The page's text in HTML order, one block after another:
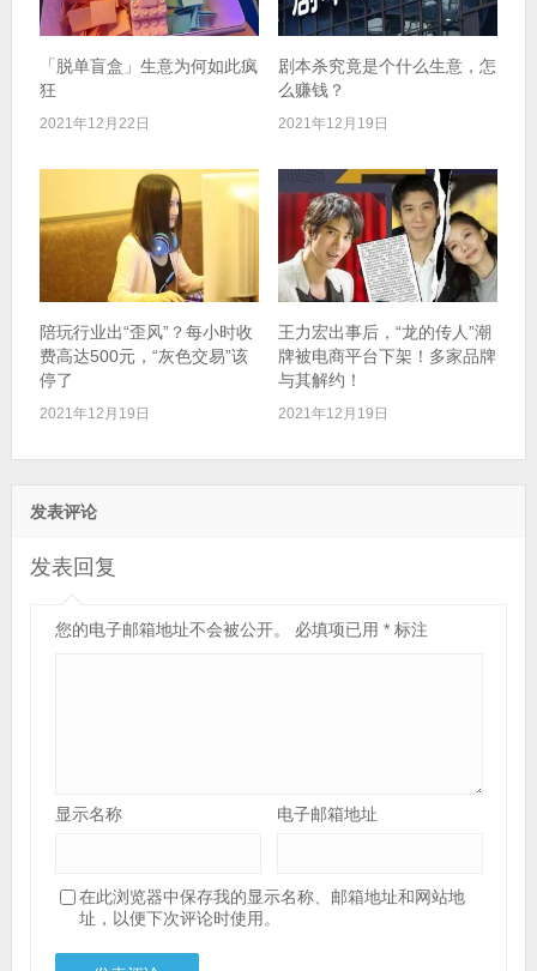
「脱单盲盒」生意为何如此疯
狂​
2021年12月22日
剧本杀究竟是个什么生意，怎
么赚钱？
2021年12月19日
陪玩行业出“歪风”？每小时收
费高达500元，“灰色交易”该
停了
2021年12月19日
王力宏出事后，“龙的传人”潮
牌被电商平台下架！多家品牌
与其解约！
2021年12月19日
发表评论
发表回复
您的电子邮箱地址不会被公开。 必填项已用 *标注
显示名称 电子邮箱地址
在此浏览器中保存我的显示名称、邮箱地址和网站地
址，以便下次评论时使用。